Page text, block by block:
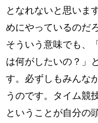
となれないと思いま
めにやっているのだ
そういう意味でも、
は何がしたいの？」
す。必ずしもみんな
うのです。タイム競
ということが自分の